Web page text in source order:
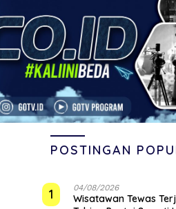
POSTINGAN
1 04/08/2026
Wisatawan Tewas